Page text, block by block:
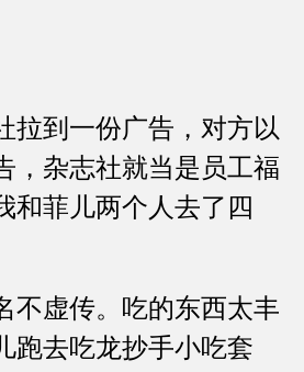
到一份广告，对方以
，杂志社就当是员工福
和菲儿两个人去了四
虚传。吃的东西太丰
跑去吃龙抄手小吃套